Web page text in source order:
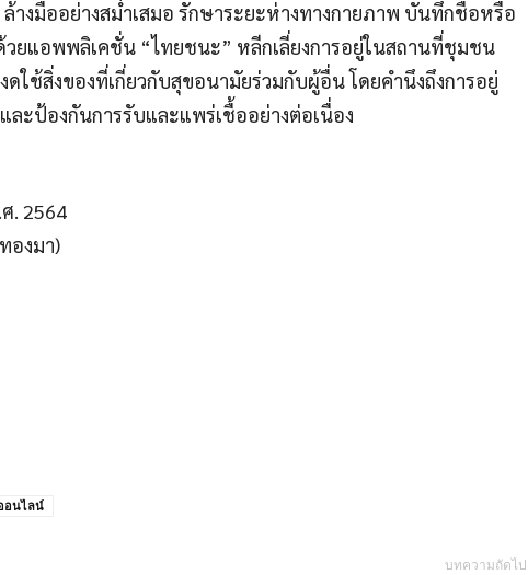
างมืออย่างสม่ำเสมอ รักษาระยะห่างทางกายภาพ บันทึกชื่อหรือ
วยแอพพลิเคชั่น “ไทยชนะ” หลีกเลี่ยงการอยู่ในสถานที่ชุมชน
ใช้สิ่งของที่เกี่ยวกับสุขอนามัยร่วมกับผู้อื่น โดยคำนึงถึงการอยู่
ะป้องกันการรับและแพร่เชื้ออย่างต่อเนื่อง
. 2564
องมา)
อนไลน์
บทความถัดไป